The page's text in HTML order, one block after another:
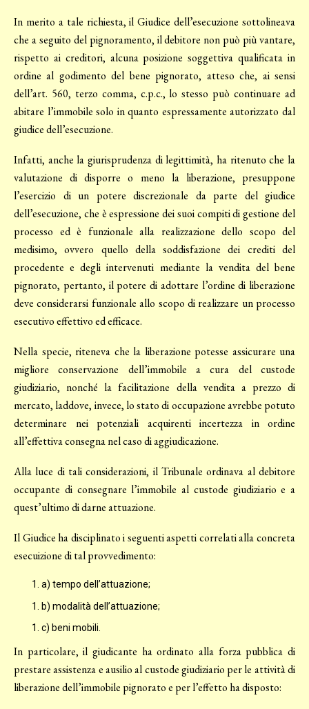
In merito a tale richiesta, il Giudice dell’esecuzione sottolineava
che a seguito del pignoramento, il debitore non può più vantare,
rispetto ai creditori, alcuna posizione soggettiva qualificata in
ordine al godimento del bene pignorato, atteso che, ai sensi
dell’art. 560, terzo comma, c.p.c., lo stesso può continuare ad
abitare l’immobile solo in quanto espressamente autorizzato dal
giudice dell’esecuzione.
Infatti, anche la giurisprudenza di legittimità, ha ritenuto che la
valutazione di disporre o meno la liberazione, presuppone
l’esercizio di un potere discrezionale da parte del giudice
dell’esecuzione, che è espressione dei suoi compiti di gestione del
processo ed è funzionale alla realizzazione dello scopo del
medisimo, ovvero quello della soddisfazione dei crediti del
procedente e degli intervenuti mediante la vendita del bene
pignorato, pertanto, il potere di adottare l’ordine di liberazione
deve considerarsi funzionale allo scopo di realizzare un processo
esecutivo effettivo ed efficace.
Nella specie, riteneva che la liberazione potesse assicurare una
migliore conservazione dell’immobile a cura del custode
giudiziario, nonché la facilitazione della vendita a prezzo di
mercato, laddove, invece, lo stato di occupazione avrebbe potuto
determinare nei potenziali acquirenti incertezza in ordine
all’effettiva consegna nel caso di aggiudicazione.
Alla luce di tali considerazioni, il Tribunale ordinava al debitore
occupante di consegnare l’immobile al custode giudiziario e a
quest’ultimo di darne attuazione.
Il Giudice ha disciplinato i seguenti aspetti correlati alla concreta
esecuizione di tal provvedimento:
a) tempo dell’attuazione;
b) modalità dell’attuazione;
c) beni mobili.
In particolare, il giudicante ha ordinato alla forza pubblica di
prestare assistenza e ausilio al custode giudiziario per le attività di
liberazione dell’immobile pignorato e per l’effetto ha disposto: